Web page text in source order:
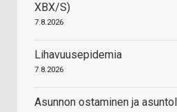
XBX/S)
7.8.2026
Lihavuusepidemia
7.8.2026
Asunnon ostaminen ja